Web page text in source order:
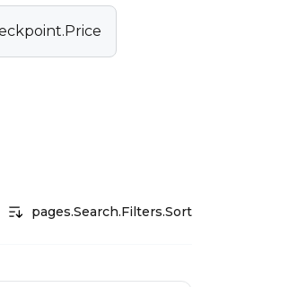
pages.Search.Filters.Sort